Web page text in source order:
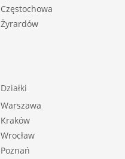
Częstochowa
Żyrardów
Działki
Warszawa
Kraków
Wrocław
Poznań